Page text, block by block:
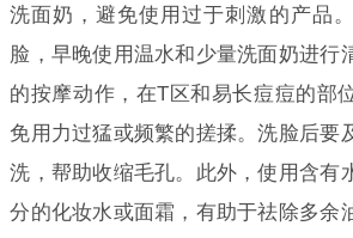
洗面奶，避免使用过于刺激的产品
脸，早晚使用温水和少量洗面奶进行
的按摩动作，在T区和易长痘痘的部
免用力过猛或频繁的搓揉。洗脸后要
洗，帮助收缩毛孔。此外，使用含有
分的化妆水或面霜，有助于祛除多余